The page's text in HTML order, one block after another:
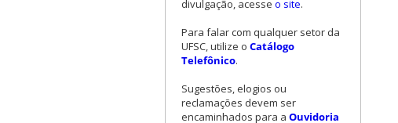
divulgação, acesse o site.
Para falar com qualquer setor da
UFSC, utilize o Catálogo
Telefônico.
Sugestões, elogios ou
reclamações devem ser
encaminhados para a Ouvidoria